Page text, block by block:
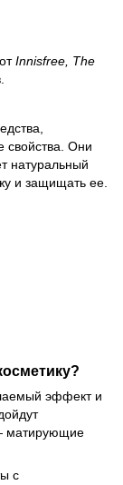
Innisfree, The
свойства. Они
натуральный
и защищать ее.
эффект и
матирующие
с